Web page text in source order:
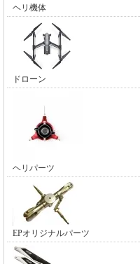
ヘリ機体
ドローン
ヘリパーツ
EPオリジナルパーツ